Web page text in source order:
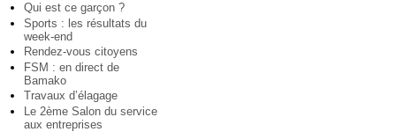
Qui est ce garçon ?
Sports : les résultats du
week-end
Rendez-vous citoyens
FSM : en direct de
Bamako
Travaux d’élagage
Le 2ème Salon du service
aux entreprises